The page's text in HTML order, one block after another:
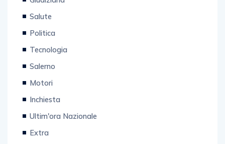
Salute
Politica
Tecnologia
Salerno
Motori
Inchiesta
Ultim'ora Nazionale
Extra
L'iniziativa